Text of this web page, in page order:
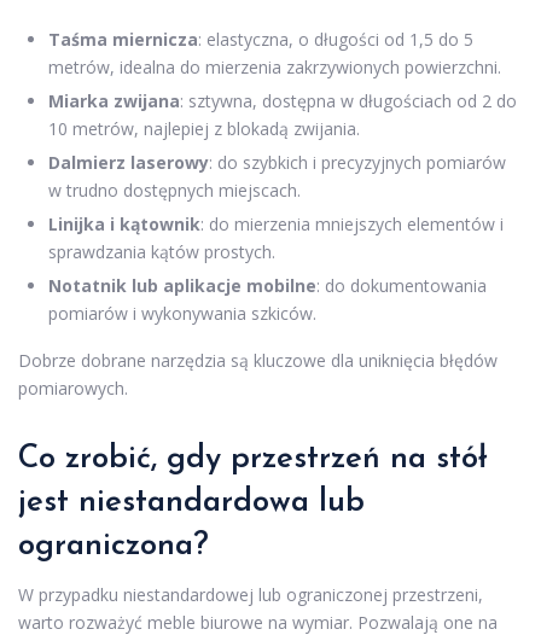
Taśma miernicza: elastyczna, o długości od 1,5 do 5
metrów, idealna do mierzenia zakrzywionych powierzchni.
Miarka zwijana: sztywna, dostępna w długościach od 2 do
10 metrów, najlepiej z blokadą zwijania.
Dalmierz laserowy: do szybkich i precyzyjnych pomiarów
w trudno dostępnych miejscach.
Linijka i kątownik: do mierzenia mniejszych elementów i
sprawdzania kątów prostych.
Notatnik lub aplikacje mobilne: do dokumentowania
pomiarów i wykonywania szkiców.
Dobrze dobrane narzędzia są kluczowe dla uniknięcia błędów
pomiarowych.
Co zrobić, gdy przestrzeń na stół
jest niestandardowa lub
ograniczona?
W przypadku niestandardowej lub ograniczonej przestrzeni,
warto rozważyć meble biurowe na wymiar. Pozwalają one na